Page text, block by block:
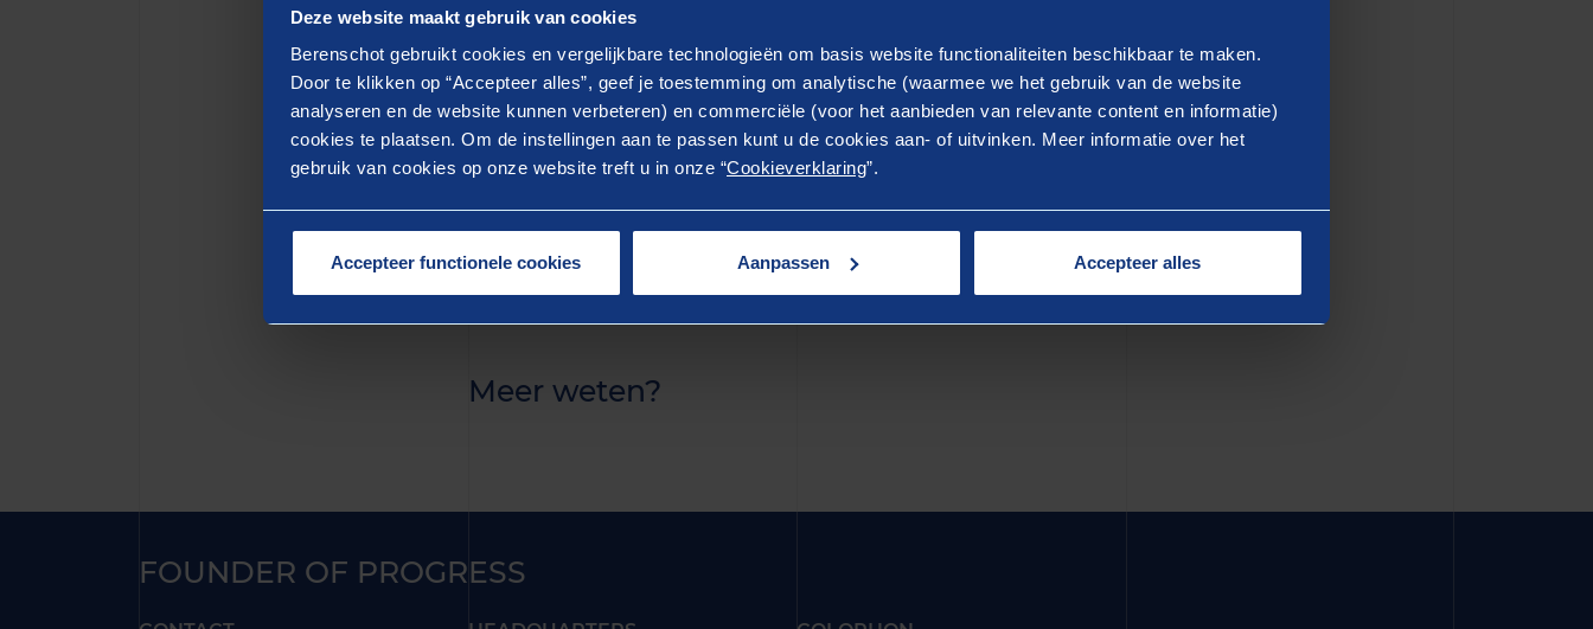
Deze website maakt gebruik van cookies
Berenschot gebruikt cookies en vergelijkbare technologieën om basis website functionaliteiten beschikbaar te maken.
Door te klikken op “Accepteer alles”, geef je toestemming om analytische (waarmee we het gebruik van de website
analyseren en de website kunnen verbeteren) en commerciële (voor het aanbieden van relevante content en informatie)
cookies te plaatsen. Om de instellingen aan te passen kunt u de cookies aan- of uitvinken. Meer informatie over het
gebruik van cookies op onze website treft u in onze “Cookieverklaring”.
Accepteer functionele cookies Aanpassen Accepteer alles
eiusmod tempor incididunt ut labore et dolore magna aliqua. Ut enim ad minim veniam,
quis nostrud exercitation ullamco laboris nisi ut aliquip ex ea commodo consequat. Duis
aute irure dolor in reprehenderit in voluptate velit esse cillum dolore eu fugiat nulla
pariatur. Excepteur sint occaecat cupidatat non proident, sunt in culpa qui officia deserunt
mollit anim id est laborum.
Meer weten?
FOUNDER OF PROGRESS